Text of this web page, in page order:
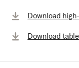
Download
Download